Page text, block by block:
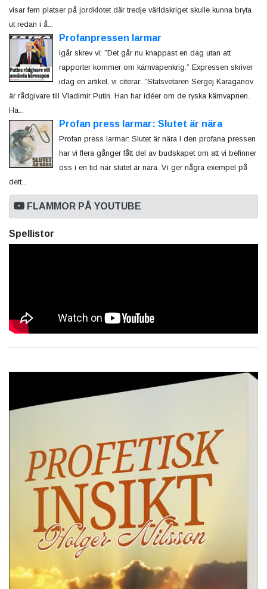
visar fem platser på jordklotet där tredje världskriget skulle kunna bryta
ut redan i å...
Profanpressen larmar
Igår skrev vi: ”Det går nu knappast en dag utan att
rapporter kommer om kärnvapenkrig.” Expressen skriver
idag en artikel, vi citerar: ”Statsvetaren Sergej Karaganov
är rådgivare till Vladimir Putin. Han har idéer om de ryska kärnvapnen.
Ha...
Profan press larmar: Slutet är nära
Profan press larmar: Slutet är nära I den profana pressen
har vi flera gånger fått del av budskapet om att vi befinner
oss i en tid när slutet är nära. Vi ger några exempel på
dett...
FLAMMOR PÅ YOUTUBE
Spellistor